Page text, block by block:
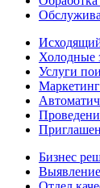
Холодные
Услуги
Бизнес
Выявление